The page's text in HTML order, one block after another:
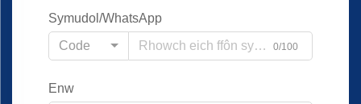
Symudol/WhatsApp
Code
0/100
Enw